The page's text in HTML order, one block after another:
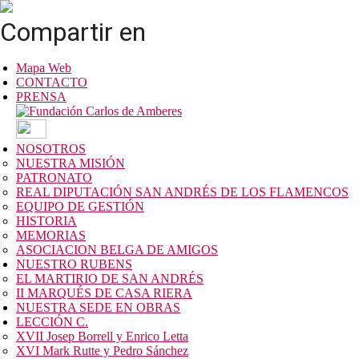
Compartir en
Mapa Web
CONTACTO
PRENSA
NOSOTROS
NUESTRA MISIÓN
PATRONATO
REAL DIPUTACIÓN SAN ANDRÉS DE LOS FLAMENCOS
EQUIPO DE GESTIÓN
HISTORIA
MEMORIAS
ASOCIACION BELGA DE AMIGOS
NUESTRO RUBENS
EL MARTIRIO DE SAN ANDRÉS
II MARQUÉS DE CASA RIERA
NUESTRA SEDE EN OBRAS
LECCIÓN C.
XVII Josep Borrell y Enrico Letta
XVI Mark Rutte y Pedro Sánchez